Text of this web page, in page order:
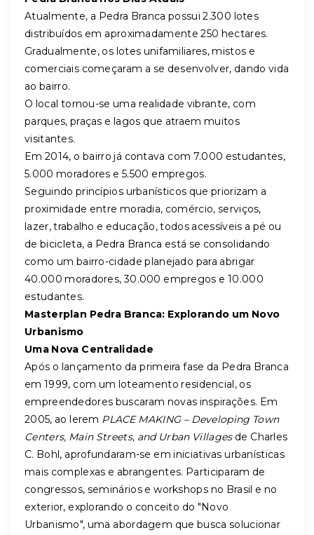
Atualmente, a Pedra Branca possui 2.300 lotes
distribuídos em aproximadamente 250 hectares.
Gradualmente, os lotes unifamiliares, mistos e
comerciais começaram a se desenvolver, dando vida
ao bairro.
O local tornou-se uma realidade vibrante, com
parques, praças e lagos que atraem muitos
visitantes.
Em 2014, o bairro já contava com 7.000 estudantes,
5.000 moradores e 5.500 empregos.
Seguindo princípios urbanísticos que priorizam a
proximidade entre moradia, comércio, serviços,
lazer, trabalho e educação, todos acessíveis a pé ou
de bicicleta, a Pedra Branca está se consolidando
como um bairro-cidade planejado para abrigar
40.000 moradores, 30.000 empregos e 10.000
estudantes.
Masterplan Pedra Branca: Explorando um Novo
Urbanismo
Uma Nova Centralidade
Após o lançamento da primeira fase da Pedra Branca
em 1999, com um loteamento residencial, os
empreendedores buscaram novas inspirações. Em
2005, ao lerem PLACE MAKING – Developing Town
Centers, Main Streets, and Urban Villagesde Charles
C. Bohl, aprofundaram-se em iniciativas urbanísticas
mais complexas e abrangentes. Participaram de
congressos, seminários e workshops no Brasil e no
exterior, explorando o conceito do "Novo
Urbanismo", uma abordagem que busca solucionar